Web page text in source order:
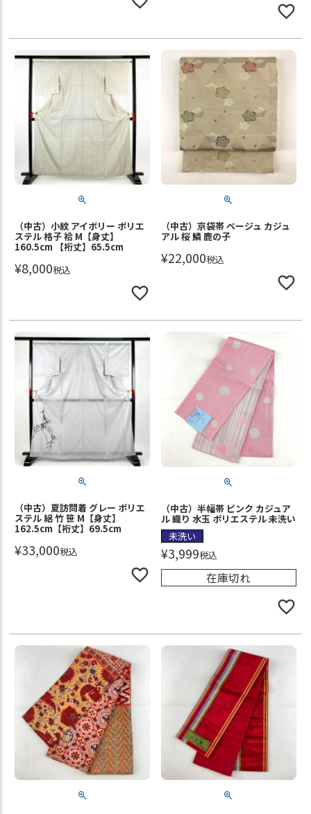
（中古）小紋 アイボリー ポリエ
ステル 格子 袷 M【身丈】
160.5cm 【裄丈】65.5cm
¥8,000税込
（中古）京袋帯 ベージュ カジュ
アル 桜 鱗 鹿の子
¥22,000税込
（中古）夏訪問着 グレー ポリエ
ステル 絽 竹 笹 M【身丈】
162.5cm【裄丈】69.5cm
¥33,000税込
（中古）半幅帯 ピンク カジュア
ル 織り 水玉 ポリエステル 未洗い
未洗い
¥3,999税込
在庫切れ